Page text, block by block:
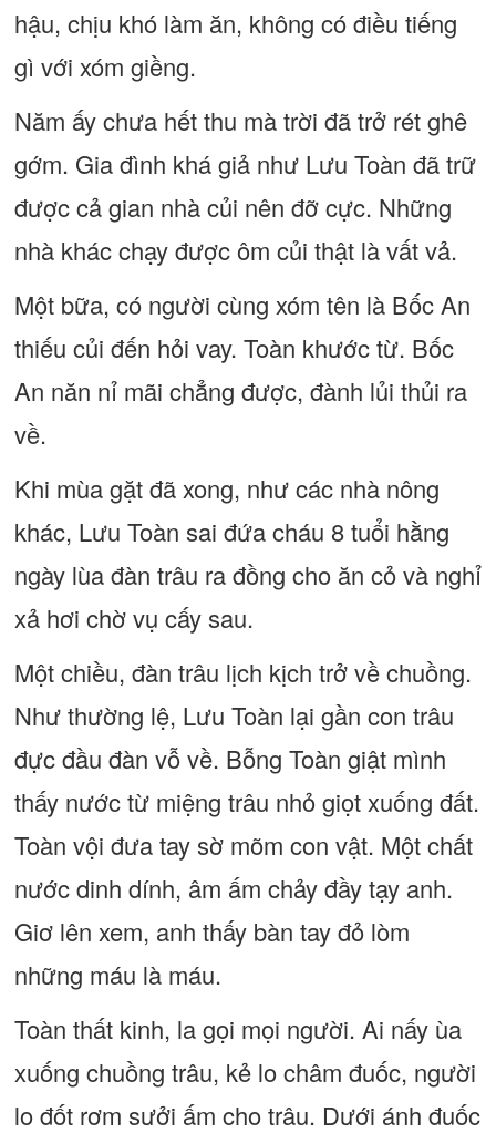
hậu, chịu khó làm ăn, không có điều tiếng
gì với xóm giềng.
Năm ấy chưa hết thu mà trời đã trở rét ghê
gớm. Gia đình khá giả như Lưu Toàn đã trữ
được cả gian nhà củi nên đỡ cực. Những
nhà khác chạy được ôm củi thật là vất vả.
Một bữa, có người cùng xóm tên là Bốc An
thiếu củi đến hỏi vay. Toàn khước từ. Bốc
An năn nỉ mãi chẳng được, đành lủi thủi ra
về.
Khi mùa gặt đã xong, như các nhà nông
khác, Lưu Toàn sai đứa cháu 8 tuổi hằng
ngày lùa đàn trâu ra đồng cho ăn cỏ và nghỉ
xả hơi chờ vụ cấy sau.
Một chiều, đàn trâu lịch kịch trở về chuồng.
Như thường lệ, Lưu Toàn lại gần con trâu
đực đầu đàn vỗ về. Bỗng Toàn giật mình
thấy nước từ miệng trâu nhỏ giọt xuống đất.
Toàn vội đưa tay sờ mõm con vật. Một chất
nước dinh dính, âm ấm chảy đầy tạy anh.
Giơ lên xem, anh thấy bàn tay đỏ lòm
những máu là máu.
Toàn thất kinh, la gọi mọi người. Ai nấy ùa
xuống chuồng trâu, kẻ lo châm đuốc, người
lo đốt rơm sưởi ấm cho trâu. Dưới ánh đuốc